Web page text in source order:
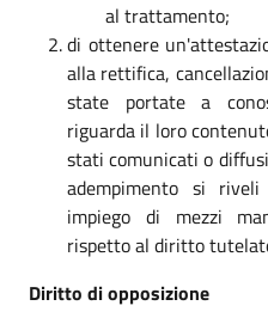
al trattamento;
di ottenere
alla rettifica,
state portate a
riguarda il loro
stati comunicati o
adempimento si
impiego di mezzi
rispetto al diritto
Diritto di opposizione